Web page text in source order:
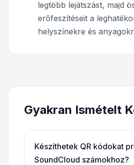
legtöbb lejátszást, majd
erőfeszítéseit a
helyszínekre és
Gyakran Ismételt
Készíthetek QR kódokat
SoundCloud számokhoz?